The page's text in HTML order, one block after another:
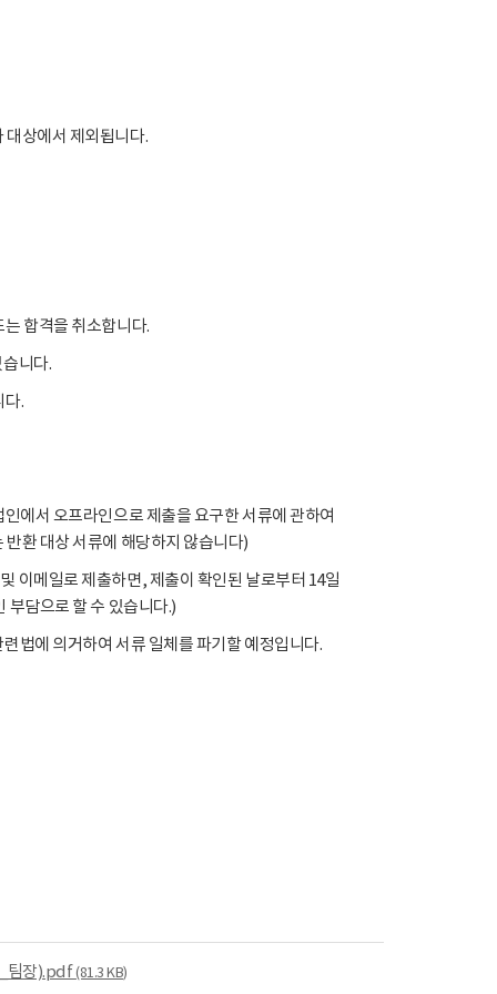
대상에서 제외됩니다.
합격을 취소합니다.
니다.
다.
에서 오프라인으로 제출을 요구한 서류에 관하여
환 대상 서류에 해당하지 않습니다)
이메일로 제출하면, 제출이 확인된 날로부터 14일
부담으로 할 수 있습니다.)
법에 의거하여 서류 일체를 파기할 예정입니다.
_팀장).pdf(81.3 KB)